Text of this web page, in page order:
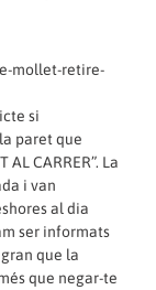
mollet-retire-
si
paret que
AL CARRER”. La
i van
al dia
ser informats
que la
que negar-te